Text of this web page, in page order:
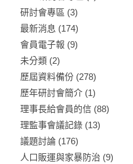
研討會專區 (3)
最新消息 (174)
會員電子報 (9)
未分類(2)
歷屆資料備份(278)
歷年研討會簡介(1)
理事長給會員的信(88)
理監事會議記錄(13)
議題討論(176)
人口販運與家暴防治 (9)